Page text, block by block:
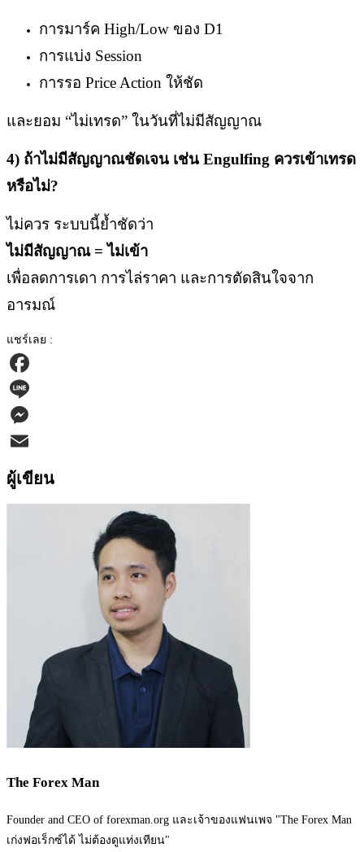
การมาร์ค High/Low ของ D1
การแบ่ง Session
การรอ Price Action ให้ชัด
และยอม “ไม่เทรด” ในวันที่ไม่มีสัญญาณ
4) ถ้าไม่มีสัญญาณชัดเจน เช่น Engulfing ควรเข้าเทรด
หรือไม่?
ไม่ควร ระบบนี้ย้ำชัดว่า
ไม่มีสัญญาณ = ไม่เข้า
เพื่อลดการเดา การไล่ราคา และการตัดสินใจจาก
อารมณ์
แชร์เลย :
Facebook
Line
Messenger
ผู้เขียน
The Forex Man
Founder and CEO of forexman.org และเจ้าของแฟนเพจ "The Forex Man
เก่งฟอเร็กซ์ได้ ไม่ต้องดูแท่งเทียน"